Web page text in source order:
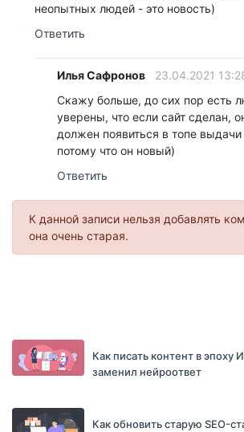
неопытных людей - это новость)
Ответить
Илья Сафронов
23.04.2021
Скажу больше, до сих пор есть
уверены, что если сайт сделан,
должен появиться в топе
потому что он новый)
Ответить
К данной записи нельзя добавлять
она очень старая.
Как писать контент в эпоху
заменил нейроответ
Как обновить старую SEO-